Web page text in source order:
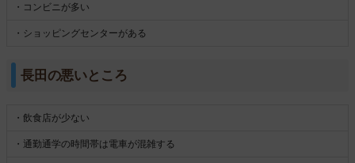
・コンビニが多い
・ショッピングセンターがある
長田の悪いところ
・飲食店が少ない
・通勤通学の時間帯は電車が混雑する